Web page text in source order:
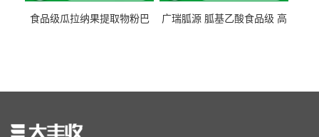
食品级瓜拉纳果提取物粉巴
广瑞胍源 胍基乙酸食品级 高